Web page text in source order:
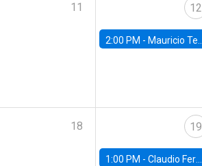
11 12
2:00 PM - Mauricio Tejada, UDP
18 19
1:00 PM - Claudio Ferraz, British Columbia